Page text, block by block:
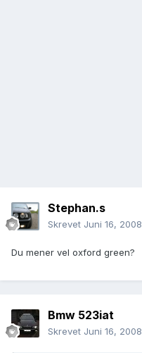
Stephan.s
Skrevet Juni 16, 2008
Du mener vel oxford green?
Bmw 523iat
Skrevet Juni 16, 2008